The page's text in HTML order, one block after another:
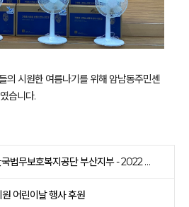
의 시원한 여름나기를 위해 암남동주민센
습니다.
[사회공헌] 한국법무보호복지공단 부산지부 - 2022 사랑의쌀독 전달식
어린이날 행사 후원